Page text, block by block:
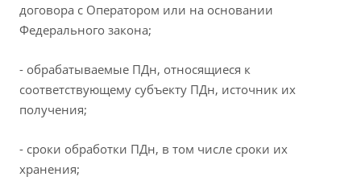
договора с Оператором или на основании
Федерального закона;
- обрабатываемые ПДн, относящиеся к
соответствующему субъекту ПДн, источник их
получения;
- сроки обработки ПДн, в том числе сроки их
хранения;